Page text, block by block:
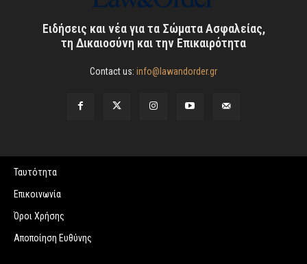
Ειδήσεις και νέα για τα Σώματα Ασφαλείας,
τη Δικαιοσύνη και την Επικαιρότητα
Contact us: info@lawandorder.gr
Ταυτότητα
Επικοινωνία
Όροι Χρήσης
Αποποίηση Ευθύνης